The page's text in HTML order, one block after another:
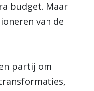
budget. Maar
van de
partij om